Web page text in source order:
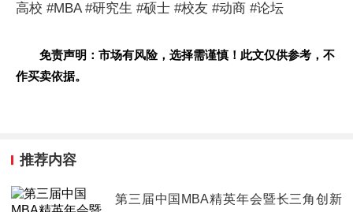
高校 #MBA #研究生 #硕士 #校友 #动商 #论坛
免责声明：市场有风险，选择需谨慎！此文仅供参考，不
作买卖依据。
推荐内容
第三届中国MBA精英年会暨长三角创新